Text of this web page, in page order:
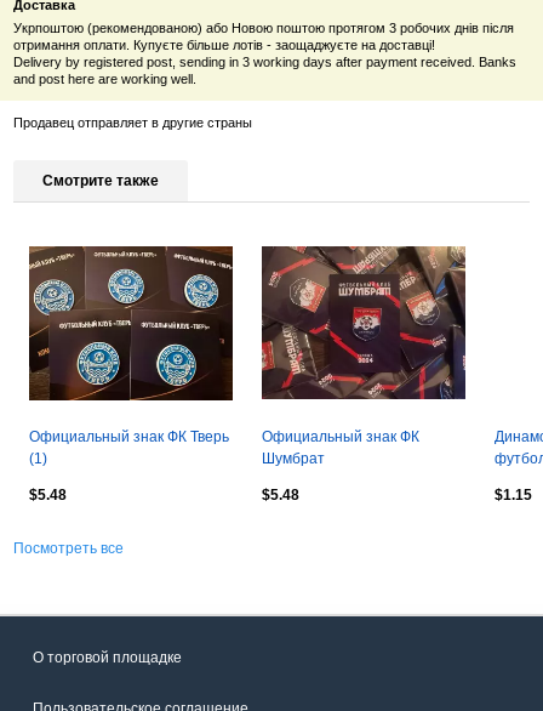
Доставка
Укрпоштою (рекомендованою) або Новою поштою протягом 3 робочих днів після
отримання оплати. Купуєте більше лотів - заощаджуєте на доставці!
Delivery by registered post, sending in 3 working days after payment received. Banks
and post here are working well.
Продавец отправляет в другие страны
Смотрите также
Официальный знак ФК Тверь
(1)
$5.48
Официальный знак ФК
Шумбрат
$5.48
$1.15
Посмотреть все
О торговой площадке